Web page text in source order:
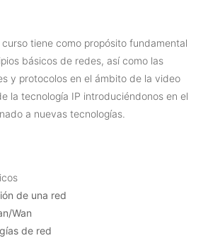
curso tiene como propósito fundamental
básicos de redes, así como las
y protocolos en el ámbito de la video
la tecnología IP introduciéndonos en el
a nuevas tecnologías.
de una red
Wan
de red